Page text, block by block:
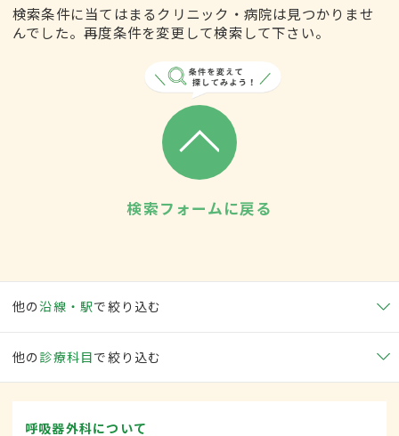
検索条件に当てはまるクリニック・病院は見つかりませ
んでした。再度条件を変更して検索して下さい。
検索フォームに戻る
他の沿線・駅で絞り込む
他の 診療科目で絞り込む
呼吸器外科について